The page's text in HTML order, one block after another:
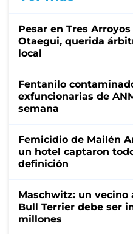
Pesar en Tres
Otaegui, querida
local
Fentanilo
exfuncionarias de
semana
Femicidio de Mailén
un hotel captaron
definición
Maschwitz: un vecino
Bull Terrier debe ser
millones